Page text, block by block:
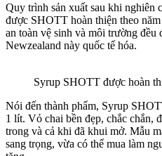
Quy trình sản xuất sau khi nghiên
được SHOTT hoàn thiện theo
an toàn vệ sinh và môi trường
Newzealand này quốc tế hóa.
Syrup SHOTT được hoàn
Nói đến thành phẩm, Syrup
1 lít. Vỏ chai bền đẹp, chắc chắn,
trong và cả khi đã khui mở. Mẫu
sang trọng, vừa có thể mua làm